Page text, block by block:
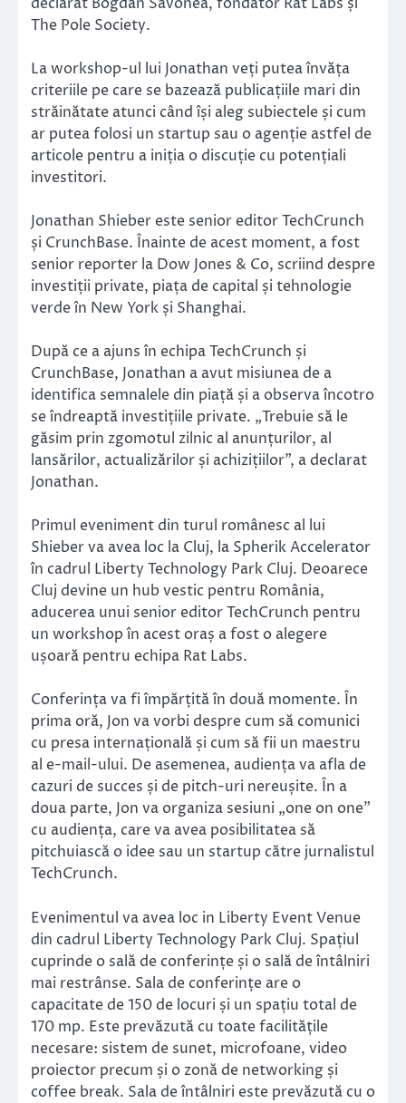
The Pole Society.
La workshop-ul lui Jonathan veți putea învăța
criteriile pe care se bazează publicațiile mari din
străinătate atunci când își aleg subiectele și cum
ar putea folosi un startup sau o agenție astfel de
articole pentru a iniția o discuție cu potențiali
investitori.
Jonathan Shieber este senior editor TechCrunch
și CrunchBase. Înainte de acest moment, a fost
senior reporter la Dow Jones & Co, scriind despre
investiții private, piața de capital și tehnologie
verde în New York și Shanghai.
După ce a ajuns în echipa TechCrunch și
CrunchBase, Jonathan a avut misiunea de a
identifica semnalele din piață și a observa încotro
se îndreaptă investițiile private. „Trebuie să le
găsim prin zgomotul zilnic al anunțurilor, al
lansărilor, actualizărilor și achizițiilor”, a declarat
Jonathan.
Primul eveniment din turul românesc al lui
Shieber va avea loc la Cluj, la Spherik Accelerator
în cadrul Liberty Technology Park Cluj. Deoarece
Cluj devine un hub vestic pentru România,
aducerea unui senior editor TechCrunch pentru
un workshop în acest oraș a fost o alegere
ușoară pentru echipa Rat Labs.
Conferința va fi împărțită în două momente. În
prima oră, Jon va vorbi despre cum să comunici
cu presa internațională și cum să fii un maestru
al e-mail-ului. De asemenea, audiența va afla de
cazuri de succes și de pitch-uri nereușite. În a
doua parte, Jon va organiza sesiuni „one on one”
cu audiența, care va avea posibilitatea să
pitchuiască o idee sau un startup către jurnalistul
TechCrunch.
Evenimentul va avea loc in Liberty Event Venue
din cadrul Liberty Technology Park Cluj. Spațiul
cuprinde o sală de conferințe și o sală de întâlniri
mai restrânse. Sala de conferințe are o
capacitate de 150 de locuri și un spațiu total de
170 mp. Este prevăzută cu toate facilitățile
necesare: sistem de sunet, microfoane, video
proiector precum și o zonă de networking și
coffee break. Sala de întâlniri este prevăzută cu o